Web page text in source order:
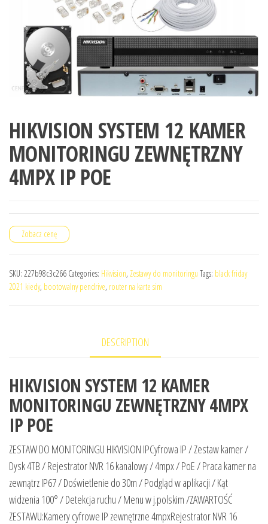
HIKVISION SYSTEM 12 KAMER
MONITORINGU ZEWNĘTRZNY
4MPX IP POE
Zobacz cenę
SKU: 227b98c3c266 Categories: Hikvision, Zestawy do monitoringu Tags: black friday
2021 kiedy, bootowalny pendrive, router na karte sim
DESCRIPTION
HIKVISION SYSTEM 12 KAMER
MONITORINGU ZEWNĘTRZNY 4MPX
IP POE
ZESTAW DO MONITORINGU HIKVISION IPCyfrowa IP / Zestaw kamer /
Dysk 4TB / Rejestrator NVR 16 kanalowy / 4mpx / PoE / Praca kamer na
zewnątrz IP67 / Doświetlenie do 30m / Podgląd w aplikacji / Kąt
widzenia 100° / Detekcja ruchu / Menu w j.polskim /ZAWARTOŚĆ
ZESTAWU:Kamery cyfrowe IP zewnętrzne 4mpxRejestrator NVR 16